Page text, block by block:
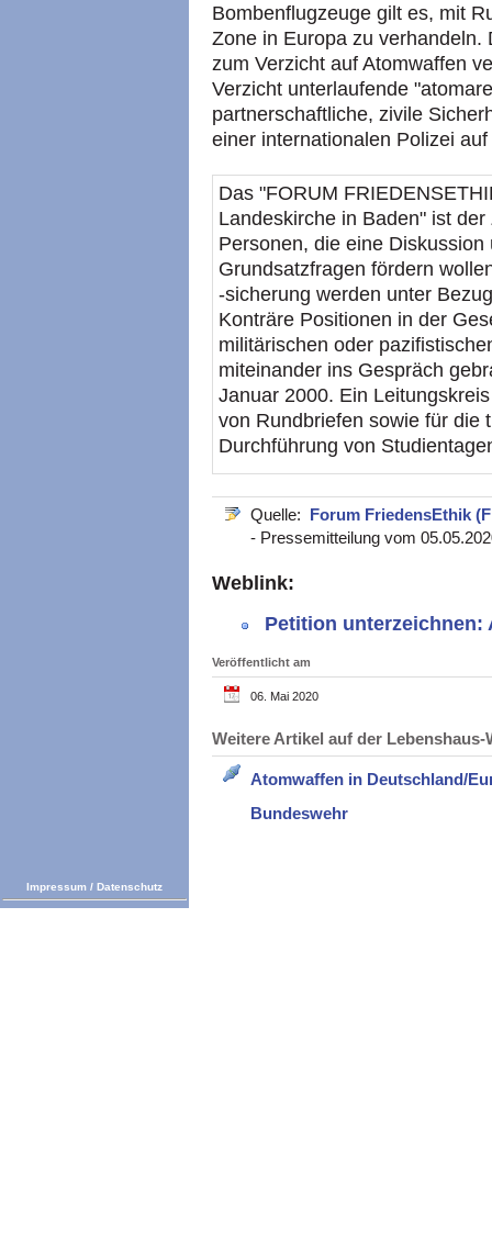
Bombenflugzeuge gilt es, mit
Zone in Europa zu
zum Verzicht auf Atomwaffen
Verzicht unterlaufende
partnerschaftliche, zivile
einer internationalen Polizei
Das "FORUM
Landeskirche in Baden" ist
Personen, die eine
Grundsatzfragen fördern
-sicherung werden unter
Konträre Positionen in der
militärischen oder
miteinander ins Gespräch
Januar 2000. Ein
von Rundbriefen sowie für die
Durchführung von
Quelle: Forum FriedensEthik
- Pressemitteilung vom
Weblink:
Petition unterzeichnen:
Veröffentlicht am
06. Mai 2020
Weitere Artikel auf der
Atomwaffen in Deutschland/
Bundeswehr
Impressum / Datenschutz